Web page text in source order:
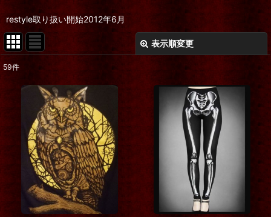
restyle取り扱い開始2012年6月
表示順変更
在庫あり
並び順:
59件